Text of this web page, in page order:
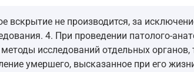
вскрытие не производится, за
4. При проведении патолого-
исследований отдельных органов,
умершего, высказанное при его